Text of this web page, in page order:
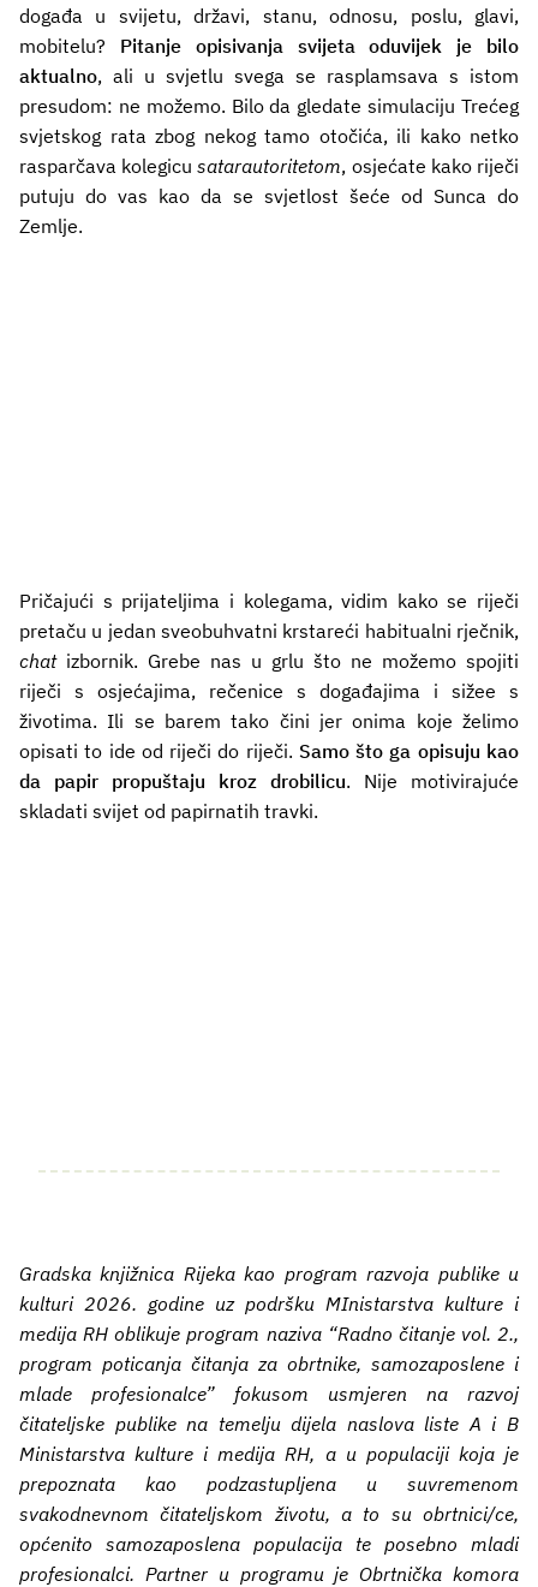
događa u svijetu, državi, stanu, odnosu, poslu, glavi,
mobitelu? Pitanje opisivanja svijeta oduvijek je bilo
aktualno, ali u svjetlu svega se rasplamsava s istom
presudom: ne možemo. Bilo da gledate simulaciju Trećeg
svjetskog rata zbog nekog tamo otočića, ili kako netko
rasparčava kolegicusatarautoritetom, osjećate kako riječi
putuju do vas kao da se svjetlost šeće od Sunca do
Zemlje.
Pričajući s prijateljima i kolegama, vidim kako se riječi
pretaču u jedan sveobuhvatni krstareći habitualni rječnik,
chatizbornik. Grebe nas u grlu što ne možemo spojiti
riječi s osjećajima, rečenice s događajima i sižee s
životima. Ili se barem tako čini jer onima koje želimo
opisati to ide od riječi do riječi. Samo što ga opisuju kao
da papir propuštaju kroz drobilicu. Nije motivirajuće
skladati svijet od papirnatih travki.
Gradska knjižnica Rijeka kao program razvoja publike u
kulturi 2026. godine uz podršku MInistarstva kulture i
medija RH oblikuje program naziva “Radno čitanje vol. 2.,
program poticanja čitanja za obrtnike, samozaposlene i
mlade profesionalce” fokusom usmjeren na razvoj
čitateljske publike na temelju dijela naslova liste A i B
Ministarstva kulture i medija RH, a u populaciji koja je
prepoznata kao podzastupljena u suvremenom
svakodnevnom čitateljskom životu, a to su obrtnici/ce,
općenito samozaposlena populacija te posebno mladi
profesionalci. Partner u programu je Obrtnička komora